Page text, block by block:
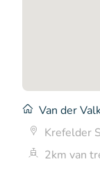
Van der
Krefelder
2km van